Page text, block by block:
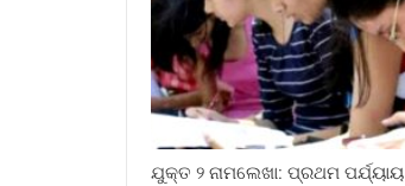
ଯୁକ୍ତ ୨ ନାମଲେଖା: ପ୍ରଥମ ପର୍ଯ୍ୟାୟ